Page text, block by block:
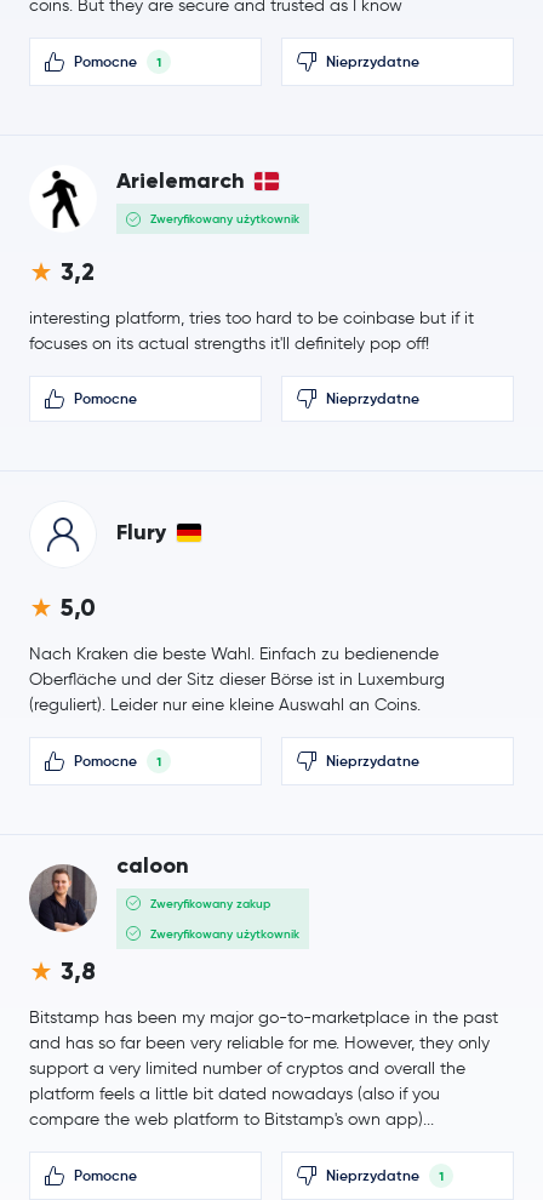
PayPal USD PYUSD
Polkadot DOT
Avalanche AVAX
6,46 USD
3,99 USD
Ondo ONDO
Official World Liberty Financial WLFI
Mantle MNT
Internet Computer ICP
Fantom FTM
coins. But they are secure and trusted as I know
Pomocne 1 Nieprzydatne
Arielemarch
Zweryfikowany użytkownik
3,2
interesting platform, tries too hard to be coinbase but if it
focuses on its actual strengths it'll definitely pop off!
Pomocne Nieprzydatne
Flury
5,0
Nach Kraken die beste Wahl. Einfach zu bedienende
Oberfläche und der Sitz dieser Börse ist in Luxemburg
(reguliert). Leider nur eine kleine Auswahl an Coins.
Pomocne 1 Nieprzydatne
caloon
Zweryfikowany zakup
Zweryfikowany użytkownik
3,8
Bitstamp has been my major go-to-marketplace in the past
and has so far been very reliable for me. However, they only
support a very limited number of cryptos and overall the
platform feels a little bit dated nowadays (also if you
compare the web platform to Bitstamp's own app)...
Pomocne Nieprzydatne 1